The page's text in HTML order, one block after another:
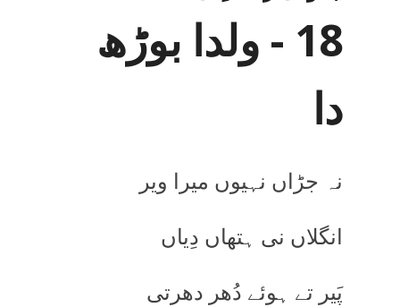
18 - ولدا بوڑھ
دا
نہ جڑاں نہیوں میرا ویر
انگلاں نی ہتھاں دِیاں
پَیر تے ہوئے دُھر دھرتی